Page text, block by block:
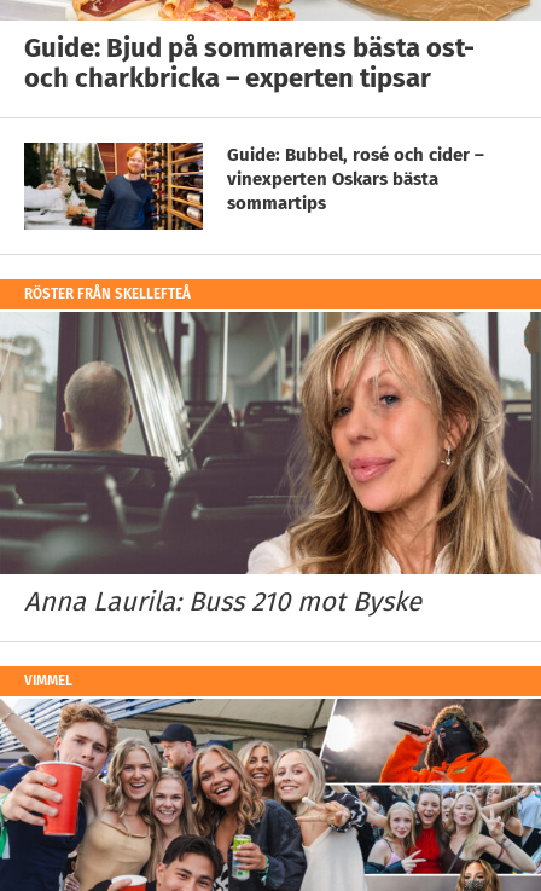
Guide: Bjud på sommarens bästa ost-
och charkbricka – experten tipsar
Guide: Bubbel, rosé och cider –
vinexperten Oskars bästa
sommartips
RÖSTER FRÅN SKELLEFTEÅ
Anna Laurila: Buss 210 mot Byske
VIMMEL